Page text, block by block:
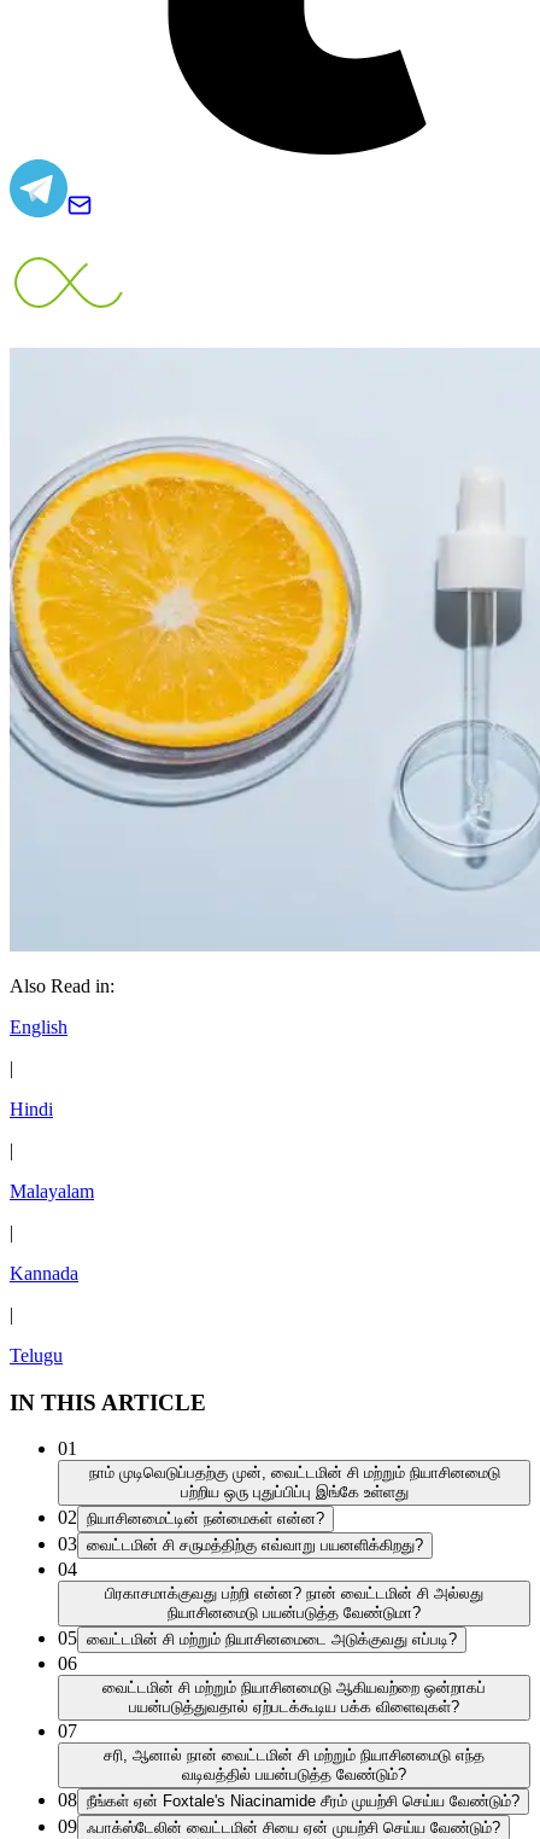
Also Read in:
English
|
Hindi
|
Malayalam
|
Kannada
|
Telugu
IN THIS ARTICLE
01
நாம் முடிவெடுப்பதற்கு முன், வைட்டமின் சி மற்றும் நியாசினமைடு
பற்றிய ஒரு புதுப்பிப்பு இங்கே உள்ளது
02 நியாசினமைட்டின் நன்மைகள் என்ன?
03 வைட்டமின் சி சருமத்திற்கு எவ்வாறு பயனளிக்கிறது?
04
பிரகாசமாக்குவது பற்றி என்ன? நான் வைட்டமின் சி அல்லது
நியாசினமைடு பயன்படுத்த வேண்டுமா?
05 வைட்டமின் சி மற்றும் நியாசினமைடை அடுக்குவது எப்படி?
06
வைட்டமின் சி மற்றும் நியாசினமைடு ஆகியவற்றை ஒன்றாகப்
பயன்படுத்துவதால் ஏற்படக்கூடிய பக்க விளைவுகள்?
07
சரி, ஆனால் நான் வைட்டமின் சி மற்றும் நியாசினமைடு எந்த
வடிவத்தில் பயன்படுத்த வேண்டும்?
08 நீங்கள் ஏன் Foxtale's Niacinamide சீரம் முயற்சி செய்ய வேண்டும்?
09 ஃபாக்ஸ்டேலின் வைட்டமின் சியை ஏன் முயற்சி செய்ய வேண்டும்?